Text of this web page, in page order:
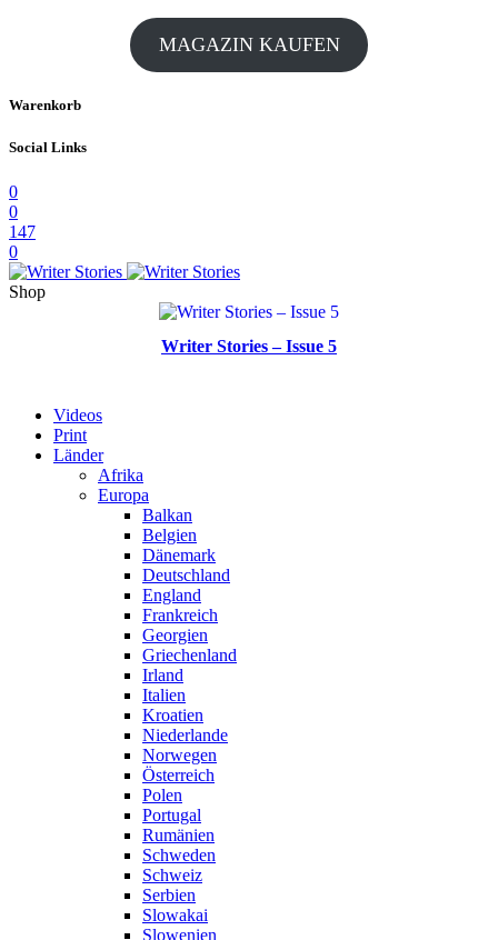
MAGAZIN KAUFEN
Warenkorb
Social Links
0
0
147
0
Shop
Writer Stories – Issue 5
Videos
Print
Länder
Afrika
Europa
Balkan
Belgien
Dänemark
Deutschland
England
Frankreich
Georgien
Griechenland
Irland
Italien
Kroatien
Niederlande
Norwegen
Österreich
Polen
Portugal
Rumänien
Schweden
Schweiz
Serbien
Slowakai
Slowenien